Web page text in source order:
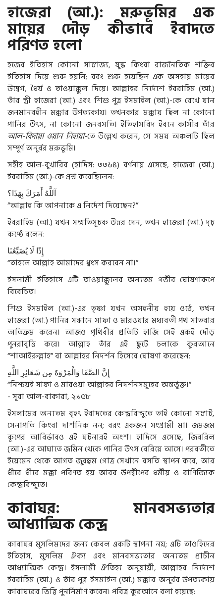
হাজেরা (আ.): মরুভূমির এক
মায়ের দৌড় কীভাবে ইবাদতে
পরিণত হলো
হজের ইতিহাস কোনো সাম্রাজ্য, যুদ্ধ কিংবা রাজনৈতিক শক্তির
ইতিহাস দিয়ে শুরু হয়নি; বরং শুরু হয়েছিল এক অসহায় মায়ের
উদ্বেগ, ধৈর্য ও তাওয়াক্কুল দিয়ে। আল্লাহর নির্দেশে ইবরাহিম (আ.)
তাঁর স্ত্রী হাজেরা (আ.) এবং শিশু পুত্র ইসমাইল (আ.)-কে রেখে যান
জনমানবহীন মক্কার উপত্যকায়। তখনকার মক্কায় ছিল না কোনো
পানির উৎস, না কোনো জনবসতি। ইতিহাসবিদ ইবনে কাসীর তাঁর
আল-বিদায়া ওয়ান নিহায়া-তে উল্লেখ করেন, সে সময় অঞ্চলটি ছিল
সম্পূর্ণ অনুর্বর মরুভূমি।
সহীহ আল-বুখারির (হাদিস: ৩৩৬৪) বর্ণনায় এসেছে, হাজেরা (আ.)
ইবরাহিম (আ.)-কে প্রশ্ন করেছিলেন:
آللَّهُأَمَرَكَ بِهَذَا؟
“আল্লাহ কি আপনাকে এ নির্দেশ দিয়েছেন?”
ইবরাহিম (আ.) যখন সম্মতিসূচক উত্তর দেন, তখন হাজেরা (আ.) দৃঢ়
কণ্ঠে বলেন:
إِذًالَايُضَيِّعُنَا
“তাহলে আল্লাহ আমাদের ধ্বংস করবেন না।”
ইসলামী ইতিহাসে এটি তাওয়াক্কুলের অন্যতম গভীর ঘোষণারূপে
বিবেচিত।
শিশু ইসমাইল (আ.)-এর তৃষ্ণা যখন অসহনীয় হয়ে ওঠে, তখন
হাজেরা (আ.) পানির সন্ধানে সাফা ও মারওয়ার মধ্যবর্তী পথ সাতবার
অতিক্রম করেন। আজও পৃথিবীর প্রতিটি হাজি সেই একই দৌড়
পুনরাবৃত্তি করে। আল্লাহ তাঁর এই ছুটে চলাকে কুরআনে
“শাআইরুল্লাহ” বা আল্লাহর নিদর্শন হিসেবে ঘোষণা করেছেন:
إِنَّ الصَّفَا وَالْمَرْوَةَ مِن شَعَائِرِ اللَّهِ
“নিশ্চয়ই সাফা ও মারওয়া আল্লাহর নিদর্শনসমূহের অন্তর্ভুক্ত।”
- সূরা আল-বাকারা, ২:১৫৮
ইসলামের অন্যতম বৃহৎ ইবাদতের কেন্দ্রবিন্দুতে তাই কোনো সম্রাট,
সেনাপতি কিংবা দার্শনিক নন; বরং একজন সংগ্রামী মা। জমজম
কূপের আবির্ভাবও এই ঘটনারই অংশ। হাদিসে এসেছে, জিবরিল
(আ.)-এর আঘাতে জমিন থেকে পানির উৎস বেরিয়ে আসে। পরবর্তীতে
ইয়েমেন থেকে আগত জুরহুম গোত্র সেখানে বসতি স্থাপন করে, আর
ধীরে ধীরে মক্কা পরিণত হয় আরব উপদ্বীপের ধর্মীয় ও বাণিজ্যিক
কেন্দ্রবিন্দুতে।
কাবাঘর: মানবসভ্যতার
আধ্যাত্মিক কেন্দ্র
কাবাঘর মুসলিমদের জন্য কেবল একটি স্থাপনা নয়; এটি তাওহিদের
ইতিহাস, মুসলিম ঐক্য এবং মানবসভ্যতার অন্যতম প্রাচীন
আধ্যাত্মিক কেন্দ্র। ইসলামী ঐতিহ্য অনুযায়ী, আল্লাহর নির্দেশে
ইবরাহিম (আ.) ও তাঁর পুত্র ইসমাইল (আ.) মক্কার অনুর্বর উপত্যকায়
কাবাঘরের ভিত্তি পুনর্নির্মাণ করেন। পবিত্র কুরআনে বলা হয়েছে: